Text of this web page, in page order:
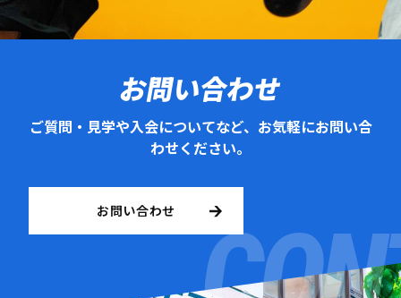
お問い合わせ
ご質問・見学や入会についてなど、お気軽にお問い合
わせください。
お問い合わせ